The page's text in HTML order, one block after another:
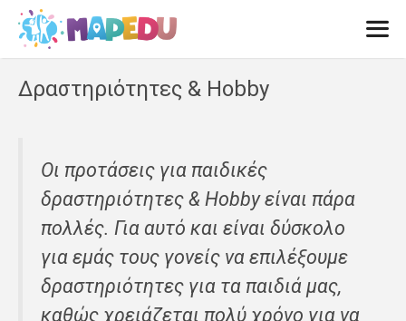
Μετάβαση
περιεχόμενο
Δραστηριότητες & Hobby
Οι προτάσεις για παιδικές
δραστηριότητες & Hobby είναι πάρα
πολλές. Για αυτό και είναι δύσκολο
για εμάς τους γονείς να επιλέξουμε
δραστηριότητες για τα παιδιά μας,
καθώς χρειάζεται πολύ χρόνο για να